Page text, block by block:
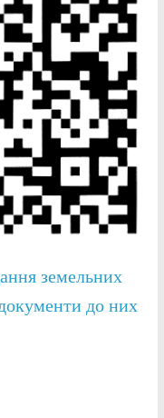
земельних
до них